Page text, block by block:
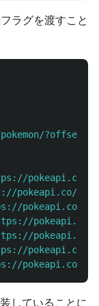
フラグを渡すこと
pokeapi.co/
pokeapi.co/api/
pokeapi.co/
pokeapi.co/
pokeapi.co/
pokeapi.co/
pokeapi.co/
していることに